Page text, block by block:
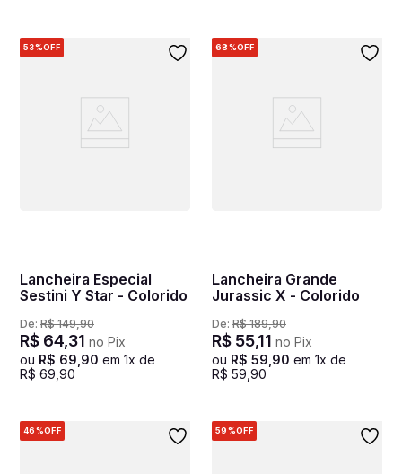
53%OFF
Lancheira Especial
Sestini Y Star - Colorido
De: R$ 149,90
R$ 64,31 no Pix
ou R$ 69,90 em 1x de
R$ 69,90
68%OFF
Lancheira Grande
Jurassic X - Colorido
De: R$ 189,90
R$ 55,11 no Pix
ou R$ 59,90 em 1x de
R$ 59,90
46%OFF 59%OFF